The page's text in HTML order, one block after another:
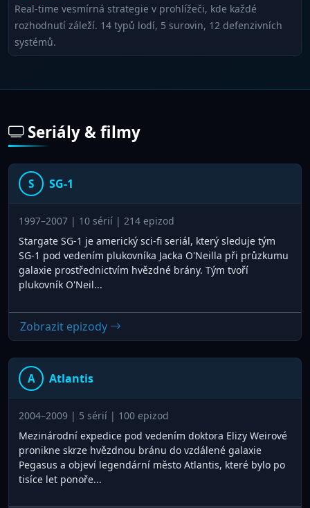
Real-time vesmírná strategie v prohlížeči, kde každé
rozhodnutí záleží. 14 typů lodí, 5 surovin, 12 defenzivních
systémů.
Seriály & filmy
S SG-1
1997–2007 | 10 sérií | 214 epizod
Stargate SG-1 je americký sci-fi seriál, který sleduje tým
SG-1 pod vedením plukovníka Jacka O'Neilla při průzkumu
galaxie prostřednictvím hvězdné brány. Tým tvoří
plukovník O'Neil...
Zobrazit epizody
A Atlantis
2004–2009 | 5 sérií | 100 epizod
Mezinárodní expedice pod vedením doktora Elizy Weirové
pronikne skrze hvězdnou bránu do vzdálené galaxie
Pegasus a objeví legendární město Atlantis, které bylo po
tisíce let ponoře...